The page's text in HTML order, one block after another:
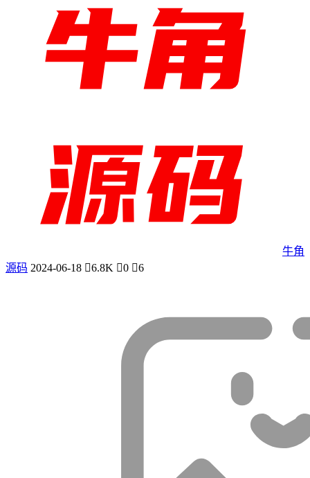
牛角
源码 2024-06-18 6.8K 0 6